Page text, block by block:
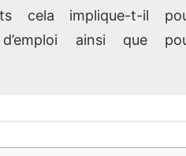
cela implique-t-il
ainsi que